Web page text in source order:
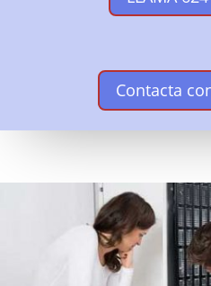
Contacta